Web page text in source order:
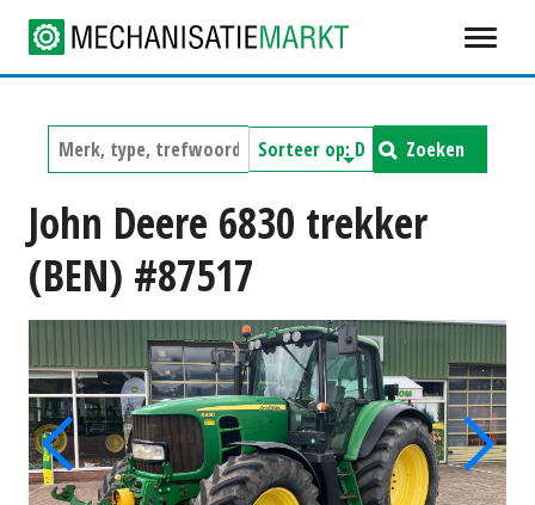
Zoeken
John Deere 6830 trekker
(BEN) #87517